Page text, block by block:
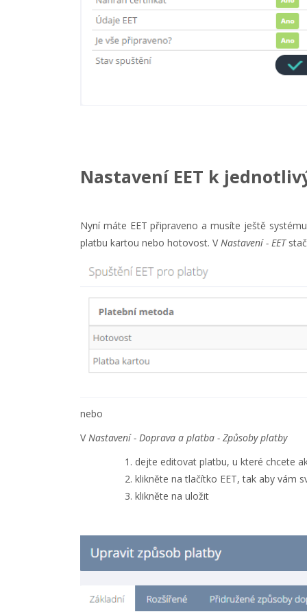
Nastavení EET k
Nyní máte EET připraveno a musíte ještě
platbu kartou nebo hotovost. V Nastavení - EET
nebo
V Nastavení - Doprava a platba - Způsoby platby
dejte editovat platbu, u které chcete
klikněte na tlačítko EET, tak aby vám
klikněte na uložit